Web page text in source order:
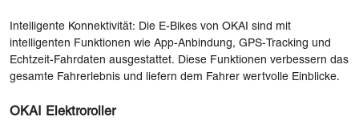
Intelligente Konnektivität: Die E-Bikes von OKAI sind mit
intelligenten Funktionen wie App-Anbindung, GPS-Tracking und
Echtzeit-Fahrdaten ausgestattet. Diese Funktionen verbessern das
gesamte Fahrerlebnis und liefern dem Fahrer wertvolle Einblicke.
OKAI Elektroroller